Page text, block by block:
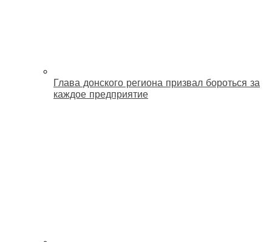
Глава донского региона призвал бороться за
каждое предприятие